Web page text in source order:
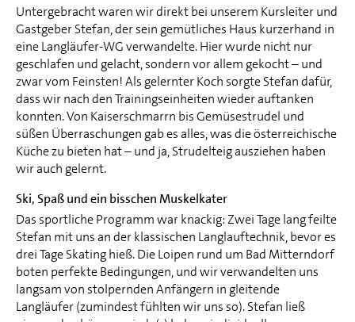
Untergebracht waren wir direkt bei unserem Kursleiter und
Gastgeber Stefan, der sein gemütliches Haus kurzerhand in
eine Langläufer-WG verwandelte. Hier wurde nicht nur
geschlafen und gelacht, sondern vor allem gekocht – und
zwar vom Feinsten! Als gelernter Koch sorgte Stefan dafür,
dass wir nach den Trainingseinheiten wieder auftanken
konnten. Von Kaiserschmarrn bis Gemüsestrudel und
süßen Überraschungen gab es alles, was die österreichische
Küche zu bieten hat – und ja, Strudelteig ausziehen haben
wir auch gelernt.
Ski, Spaß und ein bisschen Muskelkater
Das sportliche Programm war knackig: Zwei Tage lang feilte
Stefan mit uns an der klassischen Langlauftechnik, bevor es
drei Tage Skating hieß. Die Loipen rund um Bad Mitterndorf
boten perfekte Bedingungen, und wir verwandelten uns
langsam von stolpernden Anfängern in gleitende
Langläufer (zumindest fühlten wir uns so). Stefan ließ